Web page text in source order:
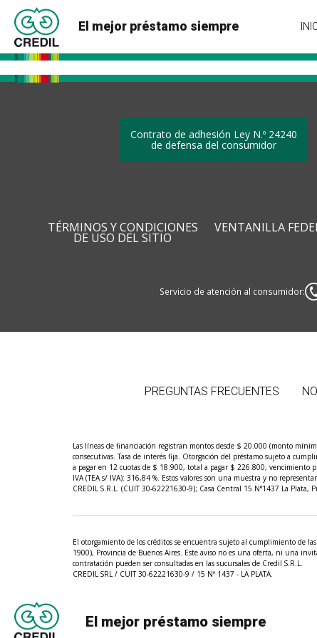
El mejor préstamo siempre
Contrato de adhesión Ley N.º 24240
de defensa del consumidor
TÉRMINOS Y CONDICIONES
DE USO DEL SITIO
VENTANILLA
Servicio de atención al consumidor:
PREGUNTAS FRECUENTES
Las líneas de financiación registran montos desde $ 20.000 (monto
consecutivas. Tasa de interés fija. Otorgación del préstamo sujeto a
a pagar en 12 cuotas de $ 18.900, total a pagar $ 226.800, vencimiento
IVA (TEA s/ IVA): 316,84 %. Estos valores son una muestra y no
CREDIL S.R.L. (CUIT 30-62221630-9); Casa Central 15 N°1437 La Plata,
El otorgamiento de los créditos se encuentra sujeto al cumplimiento de
1900), Provincia de Buenos Aires. Este aviso no es una oferta, ni una
contratación pueden ser consultadas en las sucursales de Credil S.R.L.
CREDIL SRL / CUIT 30-62221630-9 / 15 Nº 1437 - LA PLATA.
El mejor préstamo siempre